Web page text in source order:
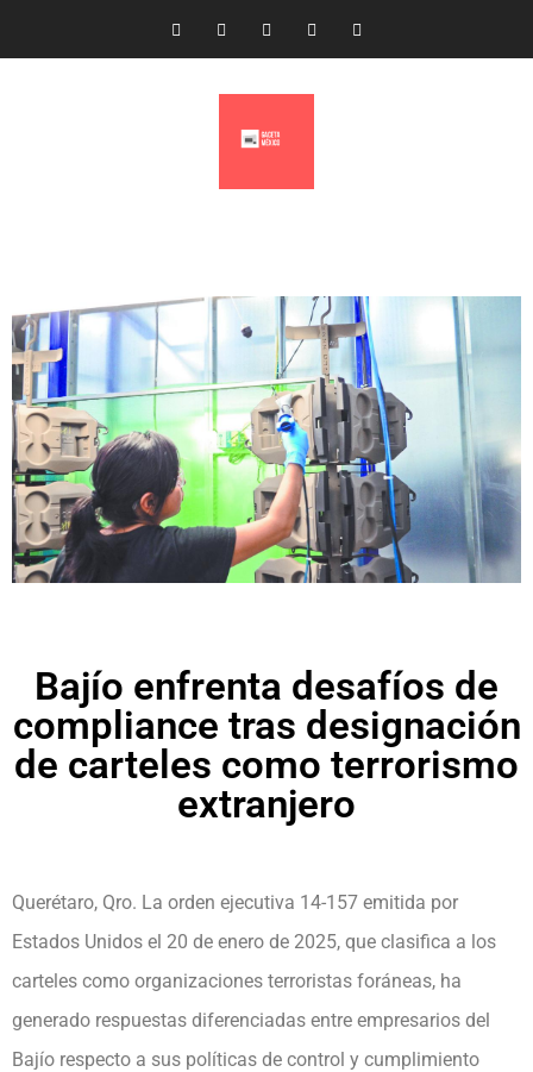
Bajío enfrenta desafíos de
compliance tras designación
de carteles como terrorismo
extranjero
Querétaro, Qro. La orden ejecutiva 14-157 emitida por
Estados Unidos el 20 de enero de 2025, que clasifica a los
carteles como organizaciones terroristas foráneas, ha
generado respuestas diferenciadas entre empresarios del
Bajío respecto a sus políticas de control y cumplimiento